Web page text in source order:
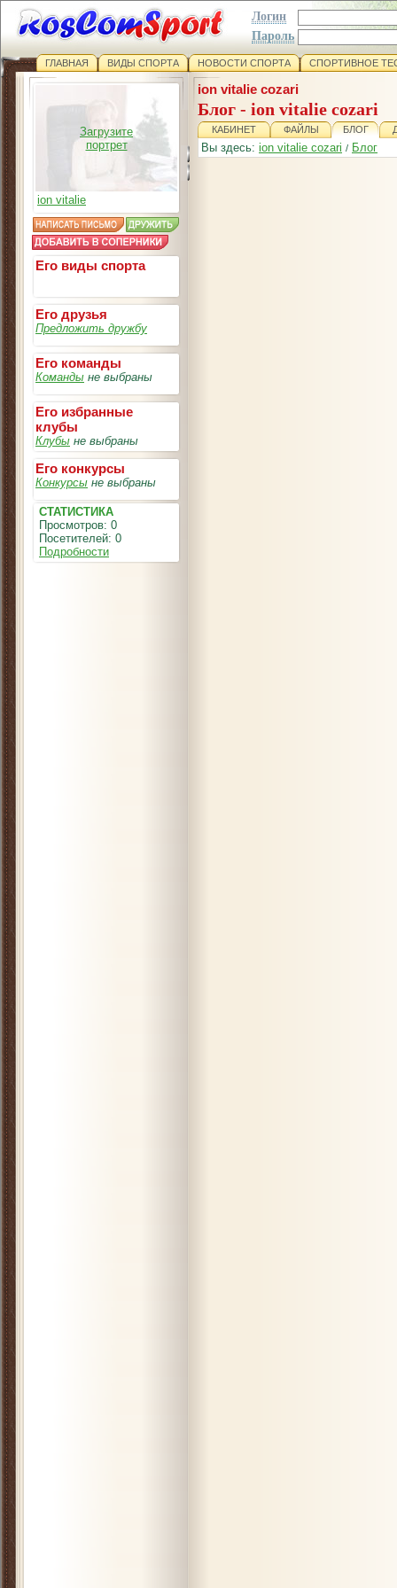
Логин
Пароль
ГЛАВНАЯ ВИДЫ СПОРТА НОВОСТИ СПОРТА СПОРТИВНОЕ
Загрузите
портрет
ion vitalie
Его виды спорта
Его друзья
Предложить дружбу
Его команды
Команды не выбраны
Его избранные
клубы
Клубы не выбраны
Его конкурсы
Конкурсы не выбраны
СТАТИСТИКА
Просмотров: 0
Посетителей: 0
Подробности
ion vitalie cozari
Блог - ion vitalie cozari
КАБИНЕТ ФАЙЛЫ БЛОГ
Вы здесь: ion vitalie cozari / Блог